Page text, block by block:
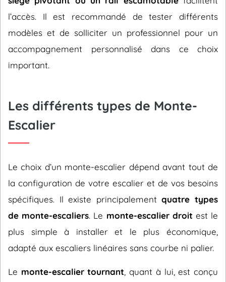
l’accès. Il est recommandé de tester différents
modèles et de solliciter un professionnel pour un
accompagnement personnalisé dans ce choix
important.
Les différents types de Monte-
Escalier
Le choix d’un monte-escalier dépend avant tout de
la configuration de votre escalier et de vos besoins
spécifiques. Il existe principalementquatre types
de monte-escaliers. Le monte-escalier droit est le
plus simple à installer et le plus économique,
adapté aux escaliers linéaires sans courbe ni palier.
Le monte-escalier tournant , quant à lui, est conçu